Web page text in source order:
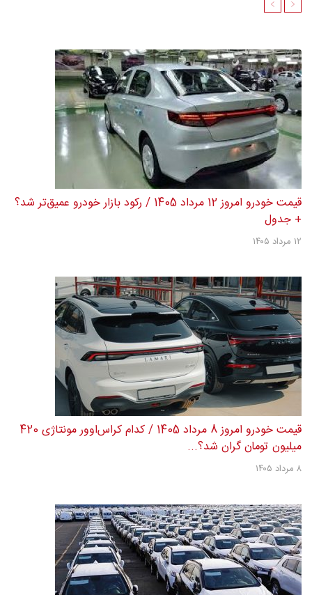
قیمت خودرو امروز 12 مرداد 1405 / رکود بازار خودرو عمیق‌تر شد؟
+ جدول
۱۲ مرداد ۱۴۰۵
قیمت خودرو امروز 8 مرداد 1405 / کدام کراس‌اوور مونتاژی 420
میلیون تومان گران شد؟...
۸ مرداد ۱۴۰۵